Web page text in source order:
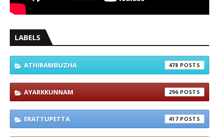
LABELS
ATHIRAMBUZHA 478
AYARKKUNNAM 296
ERATTUPETTA 417